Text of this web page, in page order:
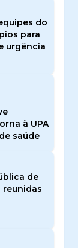
do
para
urgência
à UPA
saúde
de
reunidas